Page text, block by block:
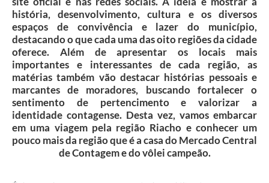
história, desenvolvimento, cultura e os diversos
espaços de convivência e lazer do município,
destacando o que cada uma das oito regiões da cidade
oferece. Além de apresentar os locais mais
importantes e interessantes de cada região, as
matérias também vão destacar histórias pessoais e
marcantes de moradores, buscando fortalecer o
sentimento de pertencimento e valorizar a
identidade contagense. Desta vez, vamos embarcar
em uma viagem pela região Riacho e conhecer um
pouco mais da região que é a casa do Mercado Central
de Contagem e do vôlei campeão.